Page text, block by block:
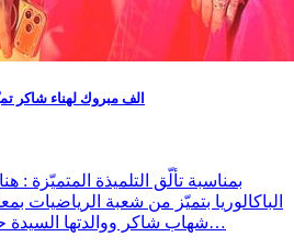
الف مبروك لهناء شاكر
بمناسبة تألّق التلميذة المتميّزة :
شهاب شاكر ووالدتها السيدة حنان شاكر ولدت القرقوري…